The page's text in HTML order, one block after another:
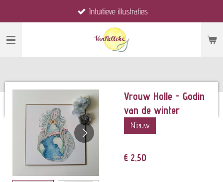
direct
naar
Intuïtieve illustraties
Vrouw Holle - Godin
van de winter
Nieuw
€ 2,50